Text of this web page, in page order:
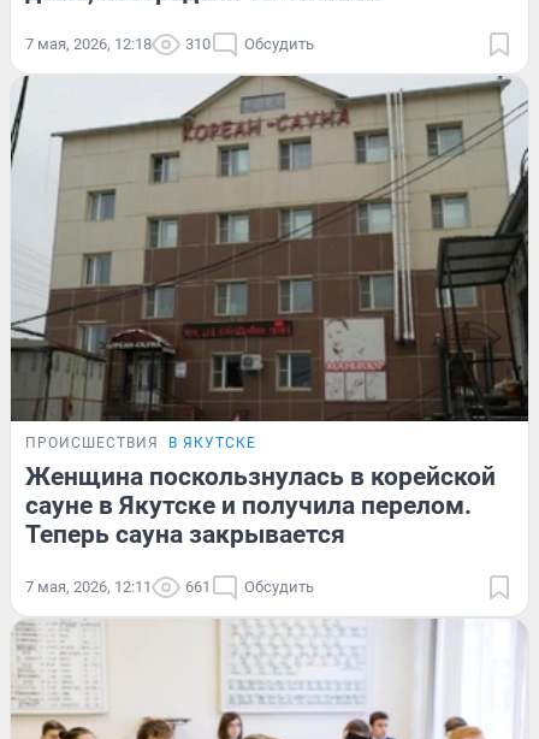
7 мая, 2026, 12:18 310 Обсудить
ПРОИСШЕСТВИЯ В ЯКУТСКЕ
Женщина поскользнулась в корейской
сауне в Якутске и получила перелом.
Теперь сауна закрывается
7 мая, 2026, 12:11 661 Обсудить